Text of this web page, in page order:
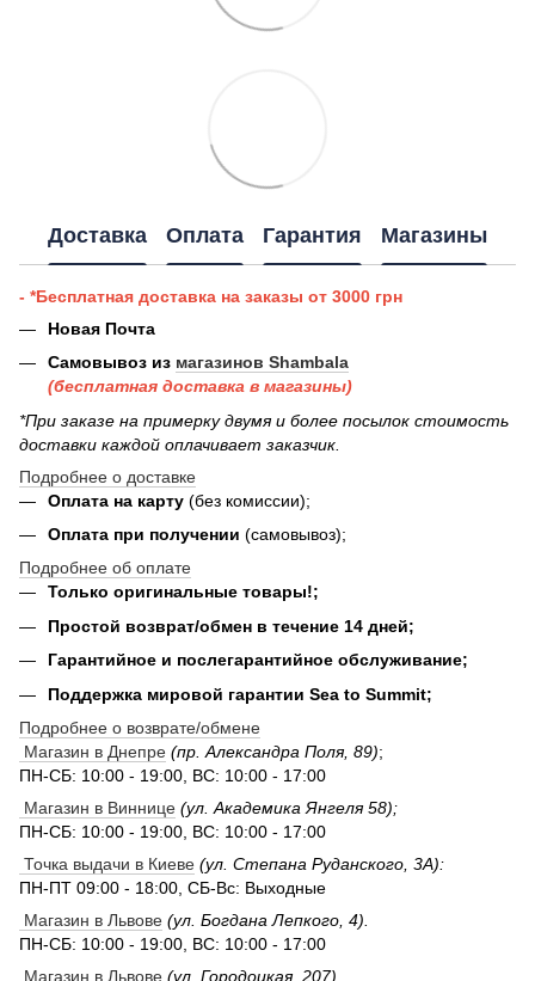
Доставка Оплата Гарантия Магазины
- *Бесплатная доставка на заказы от 3000 грн
Новая Почта
Самовывоз из магазинов Shambala
(бесплатная доставка в магазины)
*При заказе на примерку двумя и более посылок стоимость
доставки каждой оплачивает заказчик.
Подробнее о доставке
Оплата на карту (без комиссии);
Оплата при получении (самовывоз);
Подробнее об оплате
Только оригинальные товары!;
Простой возврат/обмен в течение 14 дней;
Гарантийное и послегарантийное обслуживание;
Поддержка мировой гарантии Sea to Summit;
Подробнее о возврате/обмене
Магазин в Днепре (пр. Александра Поля, 89);
ПН-СБ: 10:00 - 19:00, ВС: 10:00 - 17:00
Магазин в Виннице (ул. Академика Янгеля 58);
ПН-СБ: 10:00 - 19:00, ВС: 10:00 - 17:00
Точка выдачи в Киеве (ул. Степана Руданского, 3А):
ПН-ПТ 09:00 - 18:00, СБ-Вс: Выходные
Магазин в Львове (ул. Богдана Лепкого, 4).
ПН-СБ: 10:00 - 19:00, ВС: 10:00 - 17:00
Магазин в Львове (ул. Городоцкая, 207).